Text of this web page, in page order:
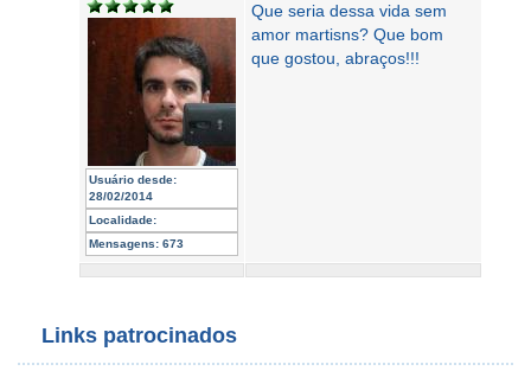
Usuário desde:
28/02/2014
Localidade:
Mensagens: 673
Que seria dessa vida sem
amor martisns? Que bom
que gostou, abraços!!!
Links patrocinados